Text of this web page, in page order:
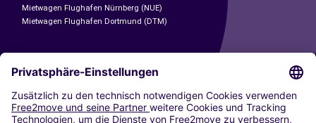
Mietwagen Flughafen Nürnberg (NUE)
Mietwagen Flughafen Dortmund (DTM)
CARSHARING
UNSERE STÄDTE
Paris
Madrid